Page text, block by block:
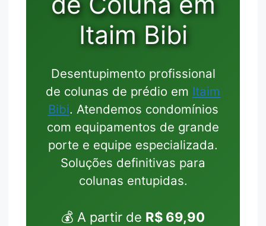
Itaim Bibi
Desentupimento profissional
de colunas de prédio em Itaim
Bibi. Atendemos condomínios
com equipamentos de grande
porte e equipe especializada.
Soluções definitivas para
colunas entupidas.
💰 A partir de R$ 69,90